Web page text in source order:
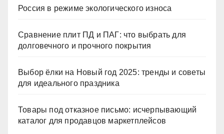
Россия в режиме экологического износа
Сравнение плит ПД и ПАГ: что выбрать для
долговечного и прочного покрытия
Выбор ёлки на Новый год 2025: тренды и советы
для идеального праздника
Товары под отказное письмо: исчерпывающий
каталог для продавцов маркетплейсов